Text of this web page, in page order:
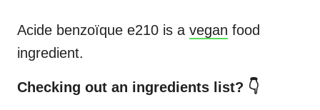
Acide benzoïque e210 is a vegan food
ingredient.
Checking out an ingredients list? 👇